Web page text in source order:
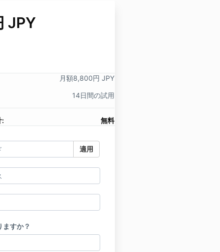
JPY
月額8,800円 JPY
14日間の試用
: 無料
適用
ますか？